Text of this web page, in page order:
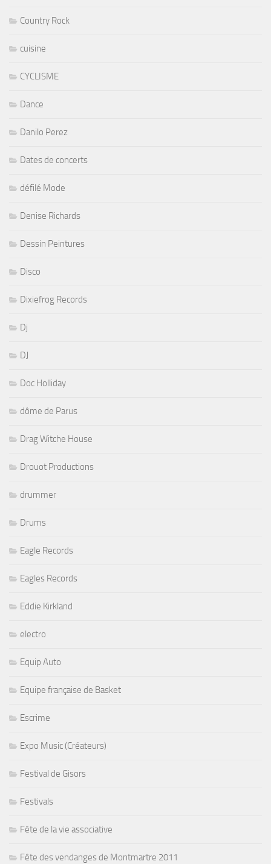
Country Rock
cuisine
CYCLISME
Dance
Danilo Perez
Dates de concerts
défilé Mode
Denise Richards
Dessin Peintures
Disco
Dixiefrog Records
Dj
DJ
Doc Holliday
dôme de Parus
Drag Witche House
Drouot Productions
drummer
Drums
Eagle Records
Eagles Records
Eddie Kirkland
electro
Equip Auto
Equipe française de Basket
Escrime
Expo Music (Créateurs)
Festival de Gisors
Festivals
Fête de la vie associative
Fête des vendanges de Montmartre 2011